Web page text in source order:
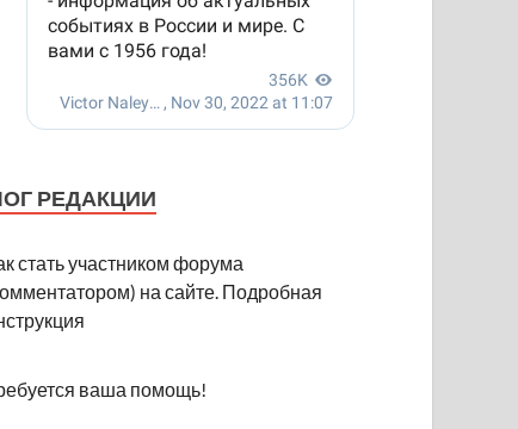
РЕДАКЦИИ
стать участником форума
на сайте. Подробная
ваша помощь!